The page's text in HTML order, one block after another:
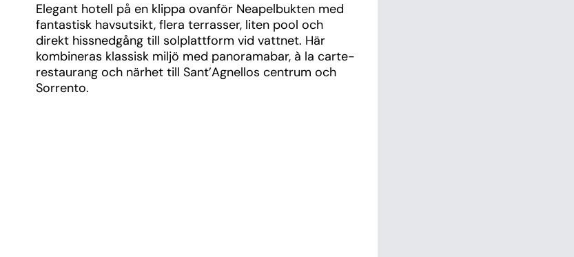
Elegant hotell på en klippa ovanför Neapelbukten med
fantastisk havsutsikt, flera terrasser, liten pool och
direkt hissnedgång till solplattform vid vattnet. Här
kombineras klassisk miljö med panoramabar, à la carte-
restaurang och närhet till Sant’Agnellos centrum och
Sorrento.